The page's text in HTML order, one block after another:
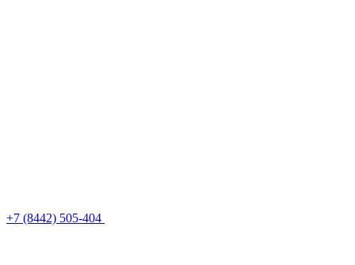
+7 (8442) 505-404